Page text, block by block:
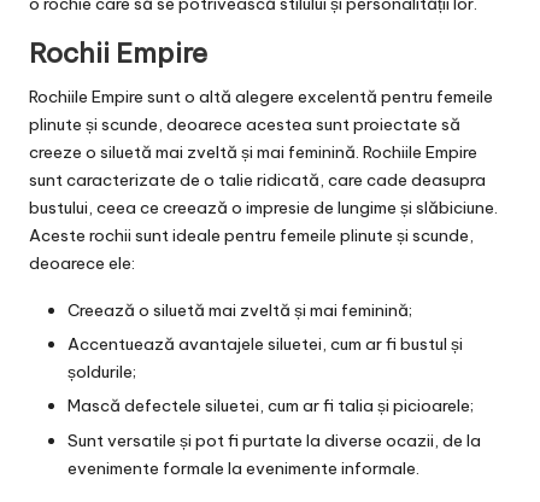
Rochii Empire
Rochiile Empire sunt o altă alegere excelentă pentru femeile
plinute și scunde, deoarece acestea sunt proiectate să
creeze o siluetă mai zveltă și mai feminină. Rochiile Empire
sunt caracterizate de o talie ridicată, care cade deasupra
bustului, ceea ce creează o impresie de lungime și slăbiciune.
Aceste rochii sunt ideale pentru femeile plinute și scunde,
deoarece ele:
Creează o siluetă mai zveltă și mai feminină;
Accentuează avantajele siluetei, cum ar fi bustul și
șoldurile;
Mască defectele siluetei, cum ar fi talia și picioarele;
Sunt versatile și pot fi purtate la diverse ocazii, de la
evenimente formale la evenimente informale.